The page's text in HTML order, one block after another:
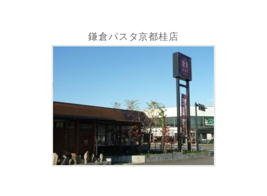
鎌倉パスタ京都桂店